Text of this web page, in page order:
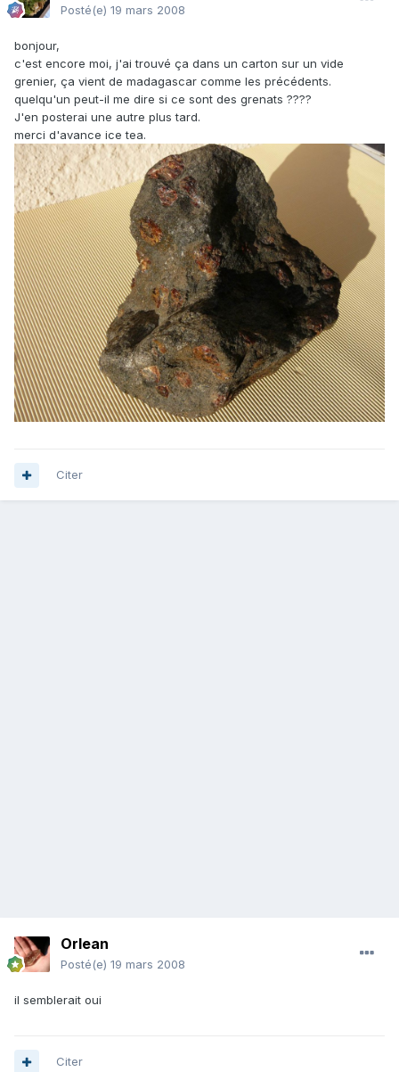
Posté(e) 19 mars 2008
bonjour,
c'est encore moi, j'ai trouvé ça dans un carton sur un vide
grenier, ça vient de madagascar comme les précédents.
quelqu'un peut-il me dire si ce sont des grenats ????
J'en posterai une autre plus tard.
merci d'avance ice tea.
Citer
Orlean
Posté(e) 19 mars 2008
il semblerait oui
Citer